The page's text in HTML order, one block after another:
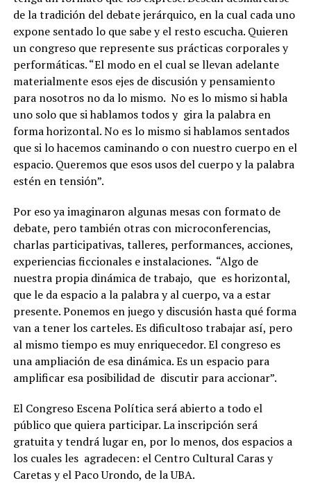
de la tradición del debate jerárquico, en la cual cada uno
expone sentado lo que sabe y el resto escucha. Quieren
un congreso que represente sus prácticas corporales y
performáticas. “El modo en el cual se llevan adelante
materialmente esos ejes de discusión y pensamiento
para nosotros no da lo mismo. No es lo mismo si habla
uno solo que si hablamos todos y gira la palabra en
forma horizontal. No es lo mismo si hablamos sentados
que si lo hacemos caminando o con nuestro cuerpo en el
espacio. Queremos que esos usos del cuerpo y la palabra
estén en tensión”.
Por eso ya imaginaron algunas mesas con formato de
debate, pero también otras con microconferencias,
charlas participativas, talleres, performances, acciones,
experiencias ficcionales e instalaciones. “Algo de
nuestra propia dinámica de trabajo, que es horizontal,
que le da espacio a la palabra y al cuerpo, va a estar
presente. Ponemos en juego y discusión hasta qué forma
van a tener los carteles. Es dificultoso trabajar así, pero
al mismo tiempo es muy enriquecedor. El congreso es
una ampliación de esa dinámica. Es un espacio para
amplificar esa posibilidad de discutir para accionar”.
El Congreso Escena Política será abierto a todo el
público que quiera participar. La inscripción será
gratuita y tendrá lugar en, por lo menos, dos espacios a
los cuales les agradecen: el Centro Cultural Caras y
Caretas y el Paco Urondo, de la UBA.